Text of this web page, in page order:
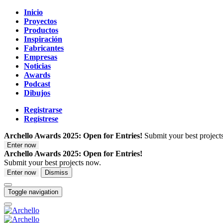
Inicio
Proyectos
Productos
Inspiración
Fabricantes
Empresas
Noticias
Awards
Podcast
Dibujos
Registrarse
Regístrese
Archello Awards 2025: Open for Entries! Submit your best
Enter now
Archello Awards 2025: Open for Entries!
Submit your best projects now.
Enter now Dismiss
Toggle navigation